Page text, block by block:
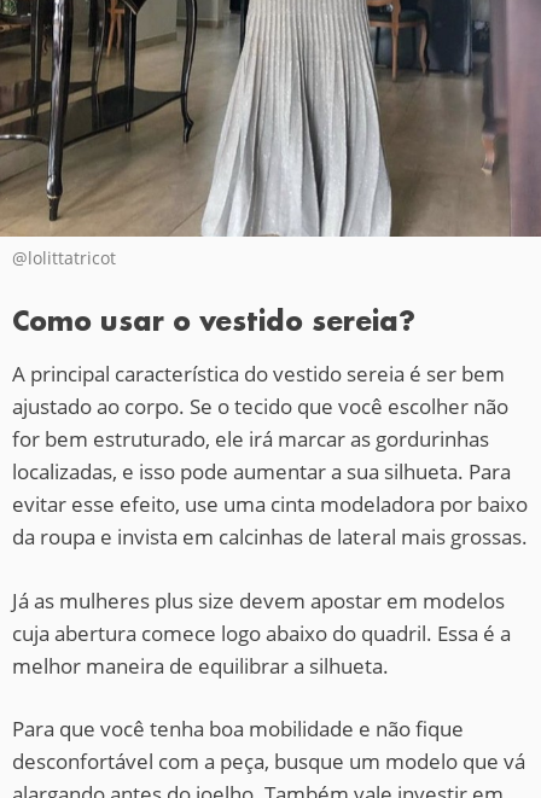
@lolittatricot
Como usar o vestido sereia?
A principal característica do vestido sereia é ser bem
ajustado ao corpo. Se o tecido que você escolher não
for bem estruturado, ele irá marcar as gordurinhas
localizadas, e isso pode aumentar a sua silhueta. Para
evitar esse efeito, use uma cinta modeladora por baixo
da roupa e invista em calcinhas de lateral mais grossas.
Já as mulheres plus size devem apostar em modelos
cuja abertura comece logo abaixo do quadril. Essa é a
melhor maneira de equilibrar a silhueta.
Para que você tenha boa mobilidade e não fique
desconfortável com a peça, busque um modelo que vá